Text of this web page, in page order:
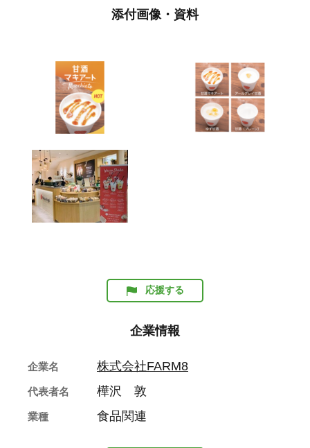
添付画像・資料
応援する
企業情報
企業名 株式会社FARM8
代表者名 樺沢 敦
業種 食品関連